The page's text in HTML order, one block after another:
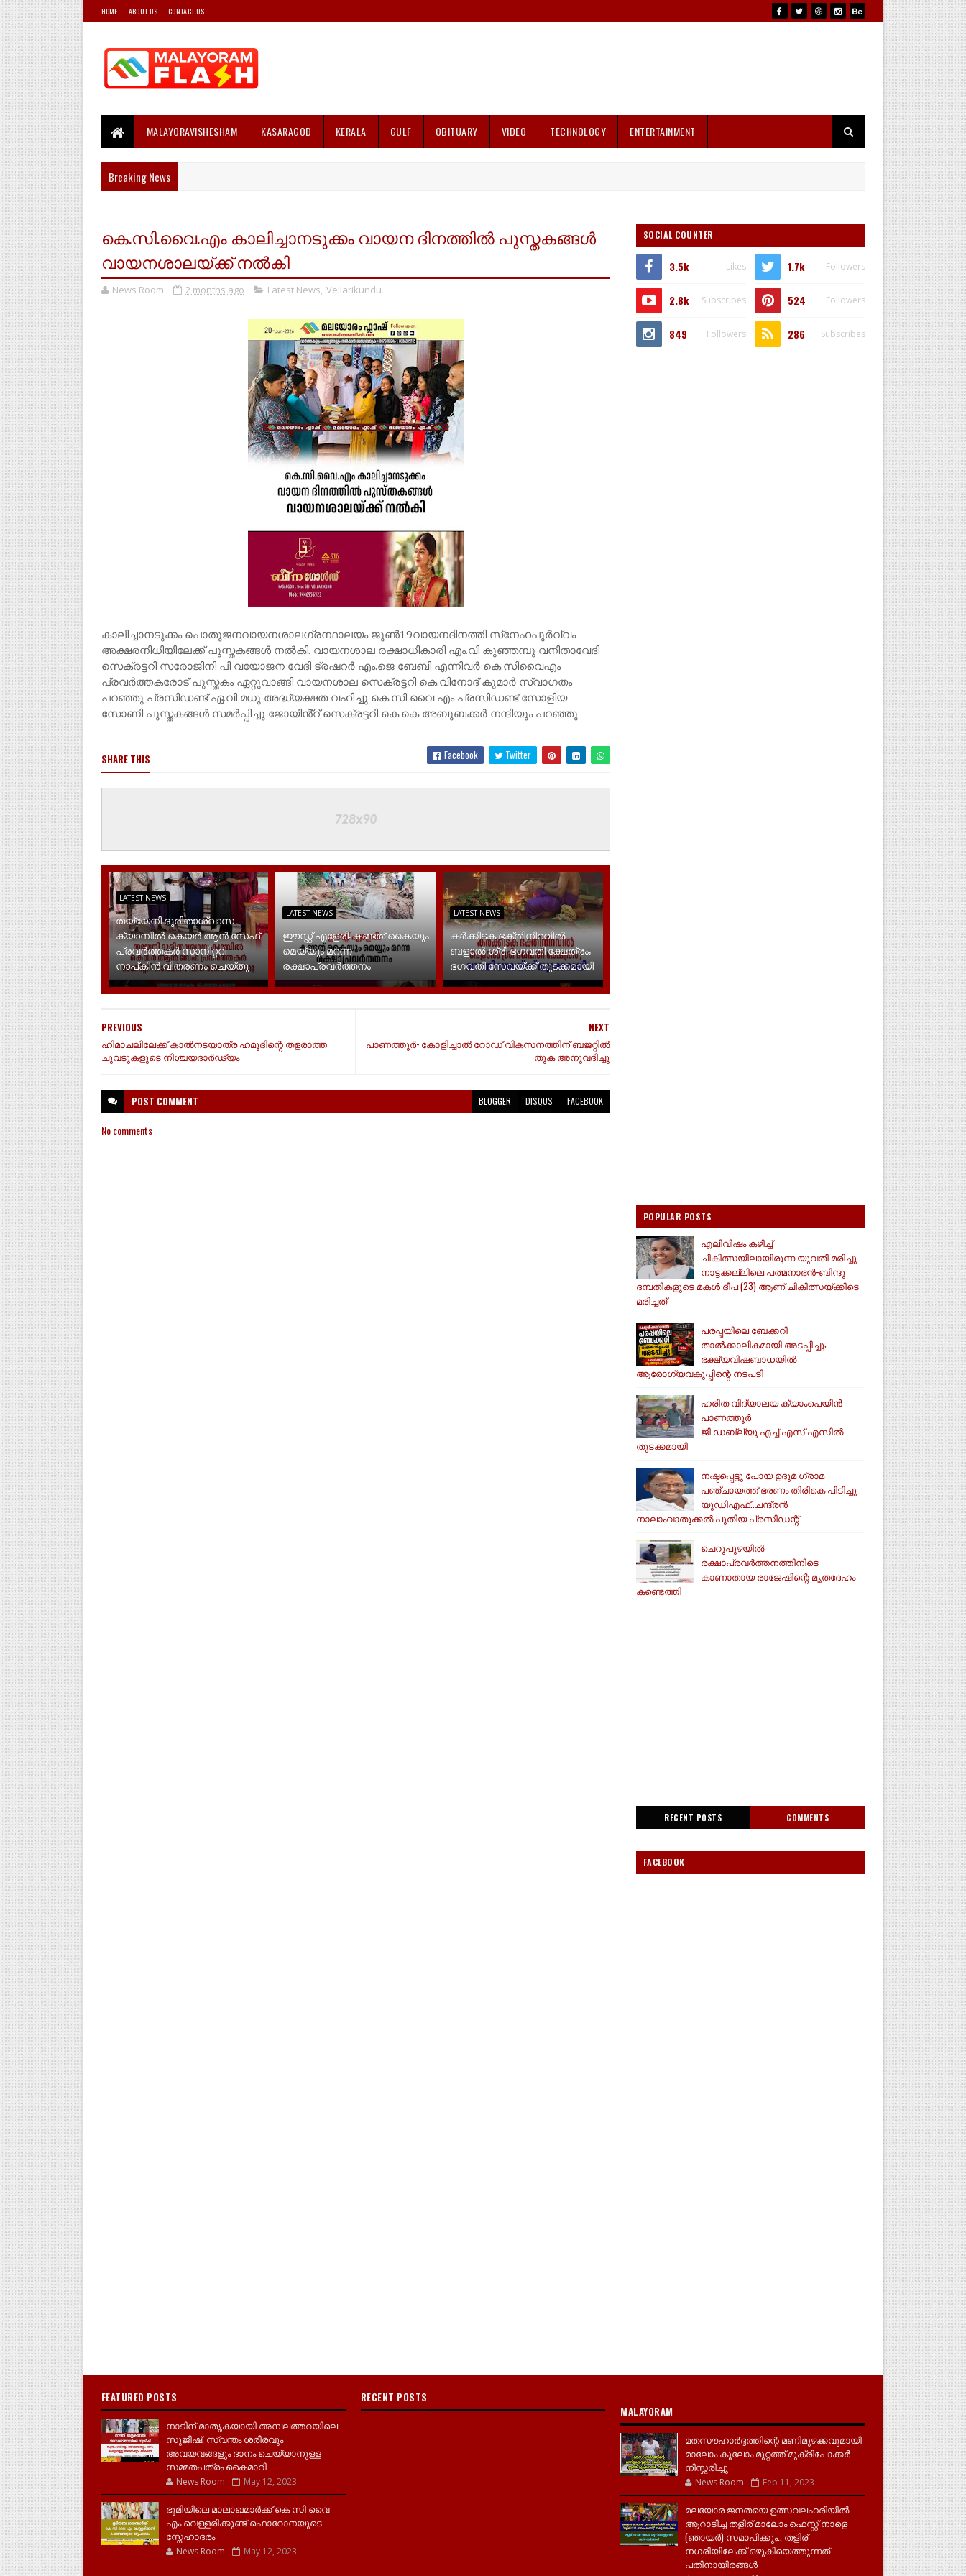
HOME ABOUT US CONTACT US
MALAYORAVISHESHAM KASARAGOD KERALA GULF OBITUARY VIDEO TECHNOLOGY ENTERTAINMENT
Breaking News
കെ.സി.വൈ.എം കാലിച്ചാനടുക്കം വായന ദിനത്തിൽ പുസ്തകങ്ങൾ
വായനശാലയ്ക്ക് നൽകി
News Room 2 months ago Latest News, Vellarikundu
കാലിച്ചാനടുക്കം പൊതുജനവായനശാലഗ്രന്ഥാലയം ജൂൺ19വായനദിനത്തി സ്‌നേഹപൂർവ്വം
അക്ഷരനിധിയിലേക്ക് പുസ്തകങ്ങൾ നൽകി. വായനശാല രക്ഷാധികാരി എം.വി കുഞ്ഞമ്പു വനിതാവേദി
സെക്രട്ടറി സരോജിനി പി വയോജന വേദി ട്രഷറർ എം.ജെ ബേബി എന്നിവർ കെ.സിവൈഎം
പ്രവർത്തകരോട് പുസ്തകം ഏറ്റുവാങ്ങി വായനശാല സെക്രട്ടറി കെ.വിനോദ് കുമാർ സ്വാഗതം
പറഞ്ഞു പ്രസിഡണ്ട് ഏ.വി മധു അദ്ധ്യക്ഷത വഹിച്ചു കെ.സി വൈ എം പ്രസിഡണ്ട് സോളിയ
സോണി പുസ്തകങ്ങൾ സമർപ്പിച്ചു ജോയിൻ്റ് സെക്രട്ടറി കെ.കെ അബൂബക്കർ നന്ദിയും പറഞ്ഞു
SHARE THIS Facebook Twitter
LATEST NEWS
തയ്യേനി ദുരിതാശ്വാസ
ക്യാമ്പിൽ കെയർ ആൻ സേഫ്
പ്രവർത്തകർ സാനിറ്ററി
നാപ്കിൻ വിതരണം ചെയ്തു
LATEST NEWS
ഈസ്റ്റ് എളേരി: കണ്ടത് കൈയും
മെയ്യും മറന്ന
രക്ഷാപ്രവർത്തനം
LATEST NEWS
കർക്കിടക ഭക്തിനിറവിൽ
ബളാൽ ശ്രീ ഭഗവതി ക്ഷേത്രം;
ഭഗവതി സേവയ്ക്ക് തുടക്കമായി
NEXT
പാണത്തൂർ- കോളിച്ചാൽ റോഡ് വികസനത്തിന് ബജറ്റിൽ
തുക അനുവദിച്ചു
PREVIOUS
ഹിമാചലിലേക്ക് കാൽനടയാത്ര ഹമൂദിന്റെ തളരാത്ത
ചുവടുകളുടെ നിശ്ചയദാർഢ്യം
POST COMMENT BLOGGER DISQUS FACEBOOK
No comments
SOCIAL COUNTER
3.5k Likes 1.7k Followers
2.8k Subscribes 524 Followers
849 Followers 286 Subscribes
POPULAR POSTS
എലിവിഷം കഴിച്ച്
ചികിത്സയിലായിരുന്ന യുവതി മരിച്ചു..
നാട്ടക്കല്ലിലെ പത്മനാഭൻ-ബിന്ദു
ദമ്പതികളുടെ മകൾ ദീപ (23) ആണ് ചികിത്സയ്ക്കിടെ
മരിച്ചത്
പരപ്പയിലെ ബേക്കറി
താൽക്കാലികമായി അടപ്പിച്ചു;
ഭക്ഷ്യവിഷബാധയിൽ
ആരോഗ്യവകുപ്പിന്റെ നടപടി
ഹരിത വിദ്യാലയ ക്യാംപെയിൻ
പാണത്തൂർ
ജി.ഡബ്ല്യു.എച്ച്.എസ്.എസിൽ
തുടക്കമായി
നഷ്ടപ്പെട്ടു പോയ ഉദുമ ഗ്രാമ
പഞ്ചായത്ത് ഭരണം തിരികെ പിടിച്ചു
യുഡിഎഫ്..ചന്ദ്രൻ
നാലാംവാതുക്കൽ പുതിയ പ്രസിഡന്റ്
ചെറുപുഴയിൽ
രക്ഷാപ്രവർത്തനത്തിനിടെ
കാണാതായ രാജേഷിന്റെ മൃതദേഹം
കണ്ടെത്തി
RECENT POSTS COMMENTS
FACEBOOK
FEATURED POSTS
നാടിന് മാതൃകയായി അമ്പലത്തറയിലെ
സുജീഷ്, സ്വന്തം ശരീരവും
അവയവങ്ങളും ദാനം ചെയ്യാനുള്ള
സമ്മതപത്രം കൈമാറി
News Room May 12, 2023
ഭൂമിയിലെ മാലാഖമാർക്ക് കെ സി വൈ
എം വെള്ളരിക്കുണ്ട് ഫൊറോനയുടെ
സ്നേഹാദരം
News Room May 12, 2023
RECENT POSTS
MALAYORAM
മതസൗഹാർദ്ദത്തിന്റെ മണിമുഴക്കവുമായി
മാലോം കൂലോം മുറ്റത്ത് മുക്രിപോക്കർ
നിസ്ക്കരിച്ചു
News Room Feb 11, 2023
മലയോര ജനതയെ ഉത്സവലഹരിയിൽ
ആറാടിച്ച തളിര് മാലോം ഫെസ്റ്റ് നാളെ
(ഞായർ) സമാപിക്കും.. തളിര്
നഗരിയിലേക്ക് ഒഴുകിയെത്തുന്നത്
പതിനായിരങ്ങൾ